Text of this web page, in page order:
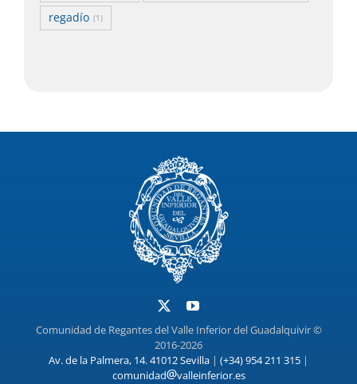
regadío (1)
Comunidad de Regantes del Valle Inferior del Guadalquivir ©
2016-2026
Av. de la Palmera, 14. 41012 Sevilla | (+34) 954 211 315 |
comunidad
valleinferior.es